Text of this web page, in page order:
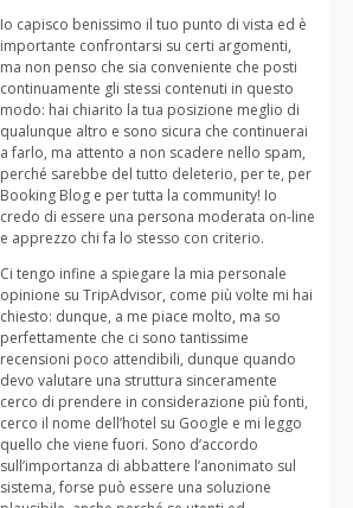
Io capisco benissimo il tuo punto di vista ed è
importante confrontarsi su certi argomenti,
ma non penso che sia conveniente che posti
continuamente gli stessi contenuti in questo
modo: hai chiarito la tua posizione meglio di
qualunque altro e sono sicura che continuerai
a farlo, ma attento a non scadere nello spam,
perché sarebbe del tutto deleterio, per te, per
Booking Blog e per tutta la community! Io
credo di essere una persona moderata on-line
e apprezzo chi fa lo stesso con criterio.
Ci tengo infine a spiegare la mia personale
opinione su TripAdvisor, come più volte mi hai
chiesto: dunque, a me piace molto, ma so
perfettamente che ci sono tantissime
recensioni poco attendibili, dunque quando
devo valutare una struttura sinceramente
cerco di prendere in considerazione più fonti,
cerco il nome dell’hotel su Google e mi leggo
quello che viene fuori. Sono d’accordo
sull’importanza di abbattere l’anonimato sul
sistema, forse può essere una soluzione